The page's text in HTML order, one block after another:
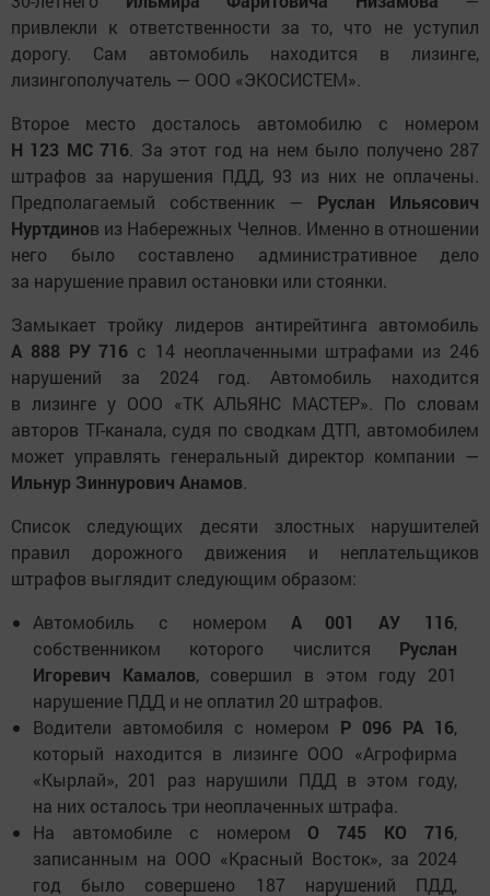
привлекли к ответственности за то, что не уступил
дорогу. Сам автомобиль находится в лизинге,
лизингополучатель — ООО «ЭКОСИСТЕМ».
Второе место досталось автомобилю с номером
Н 123 МС 716. За этот год на нем было получено 287
штрафов за нарушения ПДД, 93 из них не оплачены.
Предполагаемый собственник — Руслан Ильясович
Нуртдинов из Набережных Челнов. Именно в отношении
него было составлено административное дело
за нарушение правил остановки или стоянки.
Замыкает тройку лидеров антирейтинга автомобиль
А 888 РУ 716 с 14 неоплаченными штрафами из 246
нарушений за 2024 год. Автомобиль находится
в лизинге у ООО «ТК АЛЬЯНС МАСТЕР». По словам
авторов ТГ-канала, судя по сводкам ДТП, автомобилем
может управлять генеральный директор компании —
Ильнур Зиннурович Анамов.
Список следующих десяти злостных нарушителей
правил дорожного движения и неплательщиков
штрафов выглядит следующим образом:
Автомобиль с номером А 001 АУ 116,
собственником которого числится Руслан
Игоревич Камалов, совершил в этом году 201
нарушение ПДД и не оплатил 20 штрафов.
Водители автомобиля с номером Р 096 РА 16,
который находится в лизинге ООО «Агрофирма
«Кырлай», 201 раз нарушили ПДД в этом году,
на них осталось три неоплаченных штрафа.
На автомобиле с номером О 745 КО 716,
записанным на ООО «Красный Восток», за 2024
год было совершено 187 нарушений ПДД,